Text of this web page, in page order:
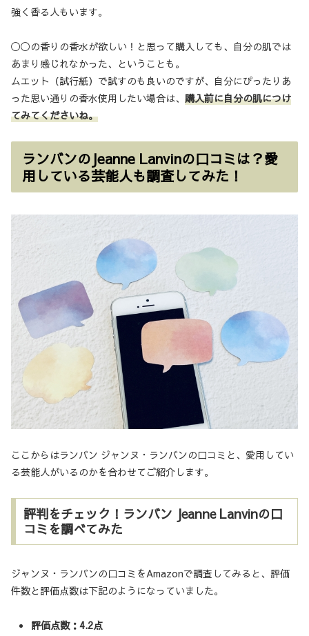
強く香る人もいます。
◯◯の香りの香水が欲しい！と思って購入しても、自分の肌では
あまり感じれなかった、ということも。
ムエット（試行紙）で試すのも良いのですが、自分にぴったりあ
った思い通りの香水使用したい場合は、 購入前に自分の肌につけ
てみてくださいね。
ランバンのJeanne Lanvinの口コミは？愛
用している芸能人も調査してみた！
ここからはランバン ジャンヌ・ランバンの口コミと、愛用してい
る芸能人がいるのかを合わせてご紹介します。
評判をチェック！ランバン Jeanne Lanvinの口
コミを調べてみた
ジャンヌ・ランバンの口コミをAmazonで調査してみると、評価
件数と評価点数は下記のようになっていました。
評価点数：4.2点